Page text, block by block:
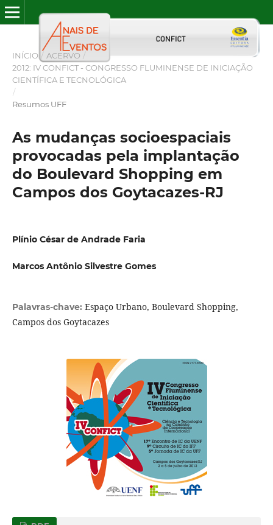
INÍCIO / ACERVO /
2012: IV CONFICT - CONGRESSO FLUMINENSE DE INICIAÇÃO
CIENTÍFICA E TECNOLÓGICA
/
Resumos UFF
As mudanças socioespaciais
provocadas pela implantação
do Boulevard Shopping em
Campos dos Goytacazes-RJ
Plínio César de Andrade Faria
Marcos Antônio Silvestre Gomes
Palavras-chave: Espaço Urbano, Boulevard Shopping,
Campos dos Goytacazes